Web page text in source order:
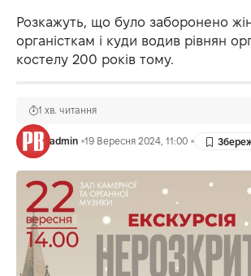
Розкажуть, що було заборонено
органісткам і куди водив рівнян
костелу 200 років тому.
admin 19 Вересня 2024, 11:00
1 хв. читання